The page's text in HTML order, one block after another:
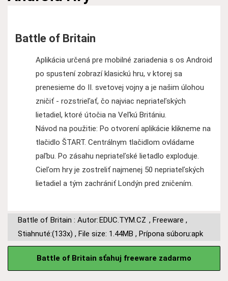
Battle of Britain
Aplikácia určená pre mobilné zariadenia s os Android
po spustení zobrazí klasickú hru, v ktorej sa
prenesieme do II. svetovej vojny a je našim úlohou
zničiť - rozstrieľať, čo najviac nepriateľských
lietadiel, ktoré útočia na Veľkú Britániu.
Návod na použitie: Po otvorení aplikácie klikneme na
tlačidlo ŠTART. Centrálnym tlačidlom ovládame
paľbu. Po zásahu nepriateľské lietadlo exploduje.
Cieľom hry je zostreliť najmenej 50 nepriateľských
lietadiel a tým zachrániť Londýn pred zničením.
Battle of Britain : Autor:EDUC.TYM.CZ , Freeware ,
Stiahnuté:(133x) , File size: 1.44MB , Prípona súboru:apk
Battle of Britain sťahuj freeware zadarmo